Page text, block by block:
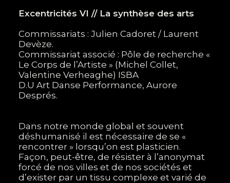
Excentricités VI // La synthèse des arts
Commissariats : Julien Cadoret / Laurent
Devèze.
Commissariat associé : Pôle de recherche «
Le Corps de l’Artiste » (Michel Collet,
Valentine Verheaghe) ISBA
D.U Art Danse Performance, Aurore
Després.
Dans notre monde global et souvent
déshumanisé il est nécessaire de se «
rencontrer » lorsqu’on est plasticien.
Façon, peut-être, de résister à l’anonymat
forcé de nos villes et de nos sociétés et
d’exister par un tissu complexe et varié de